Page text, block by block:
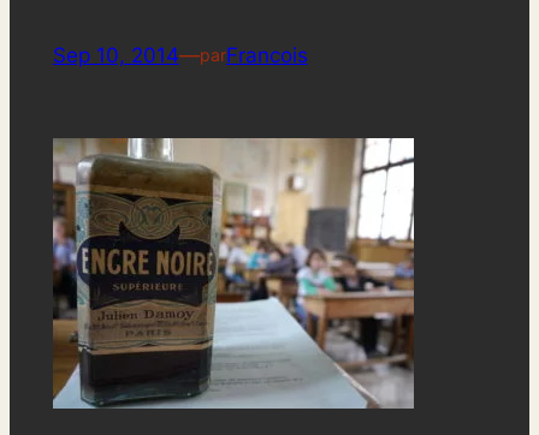
Sep 10, 2014—parFrancois